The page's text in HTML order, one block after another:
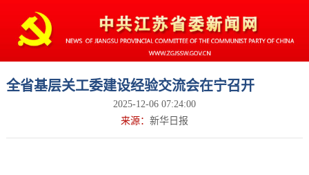
全省基层关工委建设经验交流会在宁召开
2025-12-06 07:24:00
来源： 新华日报